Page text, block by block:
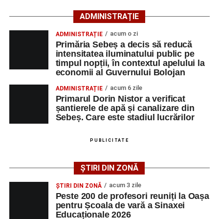
Lista publicată de AJOFM Alba include, pe lângă
denumirea posturilor vacante din Săsciori, și datele de
contact ale angajatorilor, precum numere de telefon și
adrese de e-mail, pentru ca persoanele interesate să
poată solicita detalii despre condițiile de angajare,
programul de lucru și procesul de recrutare.
Mai jos puteți consulta lista completă a locurilor de
muncă disponibile în comuna Săsciori la data de 4
august 2026, precum și datele de contact ale
LMV
TELEFON/E-
Technology Srl
OPERATOR LA
MASINI-UNELTE
CU COMANDA
1 0752826367
ADMINISTRAȚIE
ADMINISTRAȚIE acum o zi
Primăria Sebeș a decis să reducă
intensitatea iluminatului public pe
timpul nopții, în contextul apelului la
economii al Guvernului Bolojan
ADMINISTRAȚIE acum 6 zile
Primarul Dorin Nistor a verificat
șantierele de apă și canalizare din
Sebeș. Care este stadiul lucrărilor
PUBLICITATE
ȘTIRI DIN ZONĂ
ȘTIRI DIN ZONĂ acum 3 zile
Peste 200 de profesori reuniți la Oașa
pentru Școala de vară a Sinaxei
Educaționale 2026